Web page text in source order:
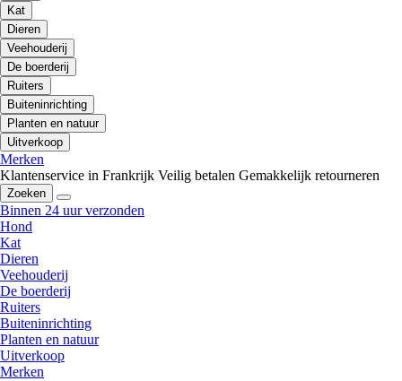
Kat
Dieren
Veehouderij
De boerderij
Ruiters
Buiteninrichting
Planten en natuur
Uitverkoop
Merken
Klantenservice in Frankrijk Veilig betalen Gemakkelijk retourneren
Zoeken
Binnen 24 uur verzonden
Hond
Kat
Dieren
Veehouderij
De boerderij
Ruiters
Buiteninrichting
Planten en natuur
Uitverkoop
Merken